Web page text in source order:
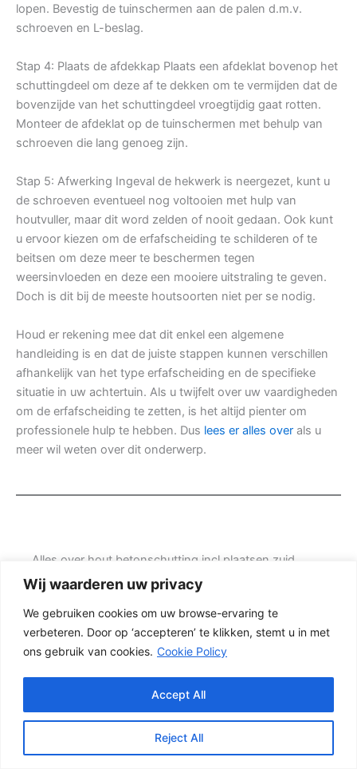
Wij waarderen uw privacy
We gebruiken cookies om uw browse-ervaring te
verbeteren. Door op ‘accepteren’ te klikken, stemt u in met
ons gebruik van cookies. Cookie Policy
Reject All
Accept All
lopen. Bevestig de tuinschermen aan de palen d.m.v.
schroeven en L-beslag.
Stap 4: Plaats de afdekkap Plaats een afdeklat bovenop het
schuttingdeel om deze af te dekken om te vermijden dat de
bovenzijde van het schuttingdeel vroegtijdig gaat rotten.
Monteer de afdeklat op de tuinschermen met behulp van
schroeven die lang genoeg zijn.
Stap 5: Afwerking Ingeval de hekwerk is neergezet, kunt u
de schroeven eventueel nog voltooien met hulp van
houtvuller, maar dit word zelden of nooit gedaan. Ook kunt
u ervoor kiezen om de erfafscheiding te schilderen of te
beitsen om deze meer te beschermen tegen
weersinvloeden en deze een mooiere uitstraling te geven.
Doch is dit bij de meeste houtsoorten niet per se nodig.
Houd er rekening mee dat dit enkel een algemene
handleiding is en dat de juiste stappen kunnen verschillen
afhankelijk van het type erfafscheiding en de specifieke
situatie in uw achtertuin. Als u twijfelt over uw vaardigheden
om de erfafscheiding te zetten, is het altijd pienter om
professionele hulp te hebben. Dus lees er alles over als u
meer wil weten over dit onderwerp.
Alles over hout betonschutting incl plaatsen zuid
Holland
incl plaatsen zuid Holland? Dan wilt u waarschijnlijk
weten welke uitvoering bij uw tuin past, wat belangrijk
is bij de montage en waar u rekening mee moet
houden voordat u een offerte aanvraagt. Prins
Schuttingen helpt klanten met nieuwbouwwoningen
en denkt mee over een mooie oplossing.
Een goede schutting begint bij een duidelijke keuze.